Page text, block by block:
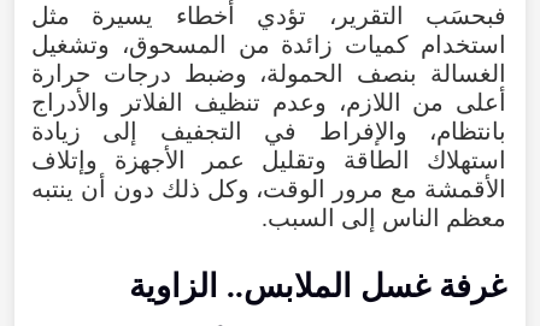
فبحسَب التقرير، تؤدي أخطاء يسيرة مثل
استخدام كميات زائدة من المسحوق، وتشغيل
الغسالة بنصف الحمولة، وضبط درجات حرارة
أعلى من اللازم، وعدم تنظيف الفلاتر والأدراج
بانتظام، والإفراط في التجفيف إلى زيادة
استهلاك الطاقة وتقليل عمر الأجهزة وإتلاف
الأقمشة مع مرور الوقت، وكل ذلك دون أن ينتبه
معظم الناس إلى السبب.
غرفة غسل الملابس.. الزاوية